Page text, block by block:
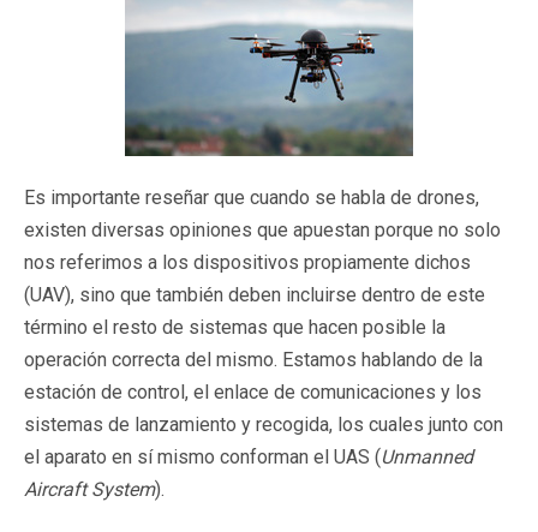
Es importante reseñar que cuando se habla de drones,
existen diversas opiniones que apuestan porque no solo
nos referimos a los dispositivos propiamente dichos
(UAV), sino que también deben incluirse dentro de este
término el resto de sistemas que hacen posible la
operación correcta del mismo. Estamos hablando de la
estación de control, el enlace de comunicaciones y los
sistemas de lanzamiento y recogida, los cuales junto con
el aparato en sí mismo conforman el UAS (Unmanned
Aircraft System).